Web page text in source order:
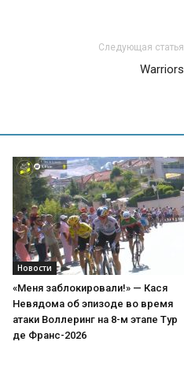
Следующая статья
Warriors
Новости
«Меня заблокировали!» — Кася
Невядома об эпизоде во время
атаки Воллеринг на 8-м этапе Тур
де Франс-2026